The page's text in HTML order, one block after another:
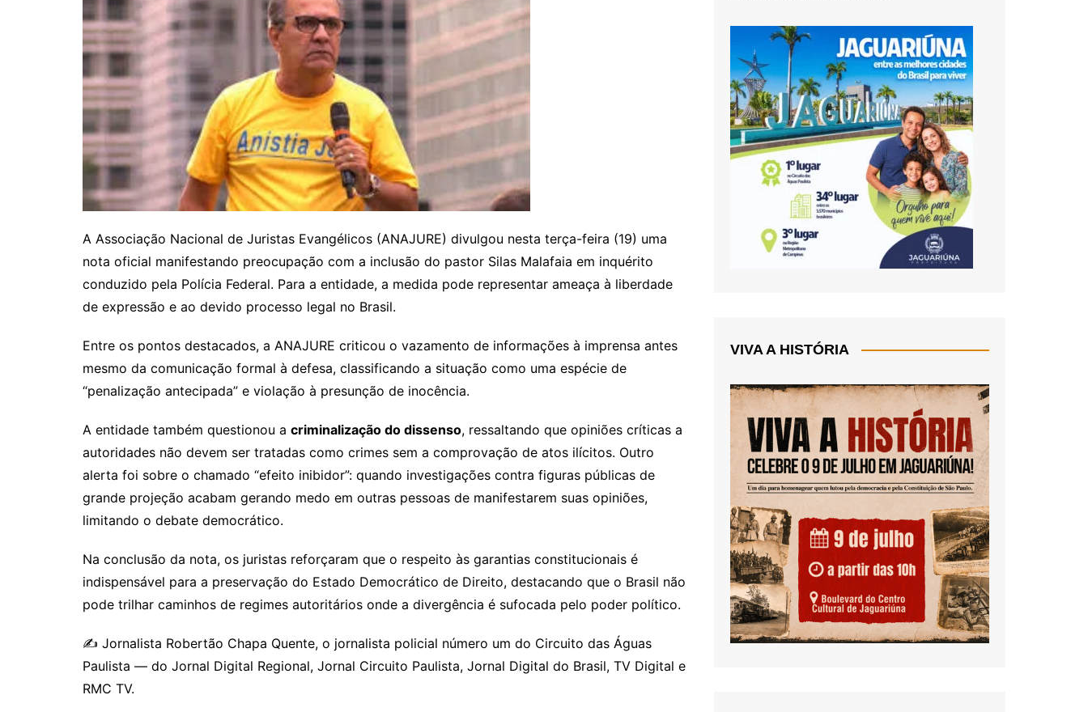
A Associação Nacional de Juristas Evangélicos (ANAJURE) divulgou nesta terça-feira (19) uma
nota oficial manifestando preocupação com a inclusão do pastor Silas Malafaia em inquérito
conduzido pela Polícia Federal. Para a entidade, a medida pode representar ameaça à liberdade
de expressão e ao devido processo legal no Brasil.
Entre os pontos destacados, a ANAJURE criticou o vazamento de informações à imprensa antes
mesmo da comunicação formal à defesa, classificando a situação como uma espécie de
“penalização antecipada” e violação à presunção de inocência.
A entidade também questionou a criminalização do dissenso, ressaltando que opiniões críticas a
autoridades não devem ser tratadas como crimes sem a comprovação de atos ilícitos. Outro
alerta foi sobre o chamado “efeito inibidor”: quando investigações contra figuras públicas de
grande projeção acabam gerando medo em outras pessoas de manifestarem suas opiniões,
limitando o debate democrático.
Na conclusão da nota, os juristas reforçaram que o respeito às garantias constitucionais é
indispensável para a preservação do Estado Democrático de Direito, destacando que o Brasil não
pode trilhar caminhos de regimes autoritários onde a divergência é sufocada pelo poder político.
✍️ Jornalista Robertão Chapa Quente, o jornalista policial número um do Circuito das Águas
Paulista — do Jornal Digital Regional, Jornal Circuito Paulista, Jornal Digital do Brasil, TV Digital e
RMC TV.
VIVA A HISTÓRIA